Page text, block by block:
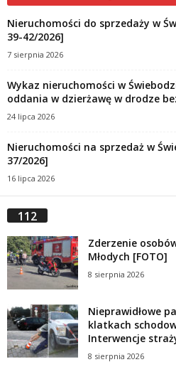
Nieruchomości do sprzedaży w
39-42/2026]
7 sierpnia 2026
Wykaz nieruchomości w
oddania w dzierżawę w drodze
24 lipca 2026
Nieruchomości na sprzedaż w
37/2026]
16 lipca 2026
112
Zderzenie
Młodych [FOTO]
8 sierpnia 2026
Nieprawidłowe
klatkach
Interwencje
8 sierpnia 2026